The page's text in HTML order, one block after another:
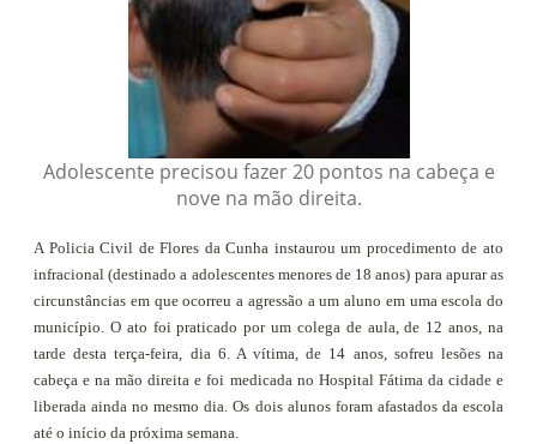
Adolescente precisou fazer 20 pontos na cabeça e
nove na mão direita.
A Policia Civil de Flores da Cunha instaurou um procedimento de ato
infracional (destinado a adolescentes menores de 18 anos) para apurar as
circunstâncias em que ocorreu a agressão a um aluno em uma escola do
município. O ato foi praticado por um colega de aula, de 12 anos, na
tarde desta terça-feira, dia 6. A vítima, de 14 anos, sofreu lesões na
cabeça e na mão direita e foi medicada no Hospital Fátima da cidade e
liberada ainda no mesmo dia. Os dois alunos foram afastados da escola
até o início da próxima semana.